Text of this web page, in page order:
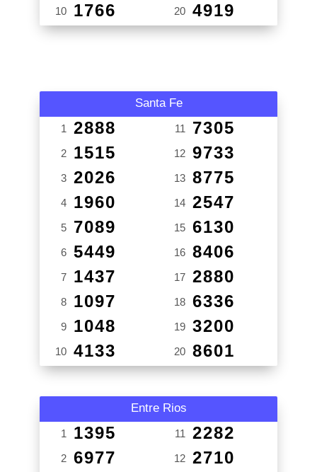
10 1766 20 4919
Santa Fe
1 2888
2 1515
3 2026
4 1960
5 7089
6 5449
7 1437
8 1097
9 1048
10 4133
11 7305
12 9733
13 8775
14 2547
15 6130
16 8406
17 2880
18 6336
19 3200
20 8601
Entre Rios
1 1395
2 6977
11 2282
12 2710